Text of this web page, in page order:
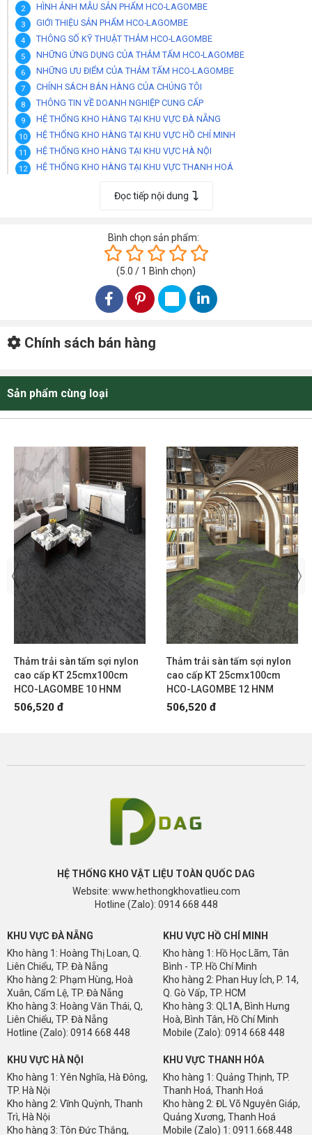
HÌNH ẢNH MẪU SẢN PHẨM HCO-LAGOMBE
GIỚI THIỆU SẢN PHẨM HCO-LAGOMBE
THÔNG SỐ KỸ THUẬT THẢM HCO-LAGOMBE
NHỮNG ỨNG DỤNG CỦA THẢM TẤM HCO-LAGOMBE
NHỮNG ƯU ĐIỂM CỦA THẢM TẤM HCO-LAGOMBE
CHÍNH SÁCH BÁN HÀNG CỦA CHÚNG TÔI
THÔNG TIN VỀ DOANH NGHIỆP CUNG CẤP
HỆ THỐNG KHO HÀNG TẠI KHU VỰC ĐÀ NẴNG
HỆ THỐNG KHO HÀNG TẠI KHU VỰC HỒ CHÍ MINH
HỆ THỐNG KHO HÀNG TẠI KHU VỰC HÀ NỘI
HỆ THỐNG KHO HÀNG TẠI KHU VỰC THANH HOÁ
HỆ THỐNG KHO TẠI TÂY NGUYÊN BUÔN MA THUỘT ĐẮK LẮK
HÌNH ẢNH SẢN PHẨM THẢM HCO-LAGOMBE
Đọc tiếp nội dung
Bình chọn sản phẩm:
(5.0 / 1 Bình chọn)
Chính sách bán hàng
Sản phẩm cùng loại
Thảm trải sàn tấm sợi nylon
cao cấp KT 25cmx100cm
HCO-LAGOMBE 10 HNM
506,520 đ
Thảm trải sàn tấm sợi nylon
cao cấp KT 25cmx100cm
HCO-LAGOMBE 12 HNM
506,520 đ
HỆ THỐNG KHO VẬT LIỆU TOÀN QUỐC DAG
Website: www.hethongkhovatlieu.com
Hotline (Zalo): 0914 668 448
KHU VỰC ĐÀ NẴNG
Kho hàng 1: Hoàng Thị Loan, Q.
Liên Chiểu, TP. Đà Nẵng
Kho hàng 2: Phạm Hùng, Hoà
Xuân, Cẩm Lệ, TP. Đà Nẵng
Kho hàng 3: Hoàng Văn Thái, Q,
Liên Chiểu, TP. Đà Nẵng
Hotline (Zalo): 0914 668 448
KHU VỰC HỒ CHÍ MINH
Kho hàng 1: Hồ Học Lãm, Tân
Bình - TP. Hồ Chí Minh
Kho hàng 2: Phan Huy Ích, P. 14,
Q. Gò Vấp, TP. HCM
Kho hàng 3: QL1A, Bình Hưng
Hoà, Bình Tân, Hồ Chí Minh
Mobile (Zalo): 0914 668 448
KHU VỰC HÀ NỘI
Kho hàng 1: Yên Nghĩa, Hà Đông,
TP. Hà Nội
Kho hàng 2: Vĩnh Quỳnh, Thanh
Trì, Hà Nội
Kho hàng 3: Tôn Đức Thắng,
KHU VỰC THANH HÓA
Kho hàng 1: Quảng Thịnh, TP.
Thanh Hoá, Thanh Hoá
Kho hàng 2: ĐL Võ Nguyên Giáp,
Quảng Xương, Thanh Hoá
Mobile (Zalo) 1: 0911.668.448